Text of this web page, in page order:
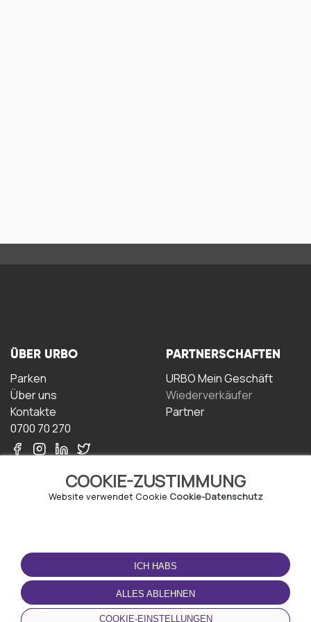
COOKIE-ZUSTIMMUNG
Website verwendet Cookie Cookie-Datenschutz
ICH HABS
ALLES ABLEHNEN
COOKIE-EINSTELLUNGEN
ÜBER URBO
Parken
Über uns
Kontakte
0700 70 270
PARTNERSCHAFTEN
URBO Mein Geschäft
Wiederverkäufer
Partner
NUTZUNGSBEDINGUNGEN
Geschäftsbedingungen
Datenschutz-
Bestimmungen
Cookie-Richtlinie
LADEN SIE DIE APP
HERUNTER